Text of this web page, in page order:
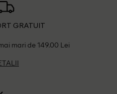
GRATUIT
mari de 149.00 Lei